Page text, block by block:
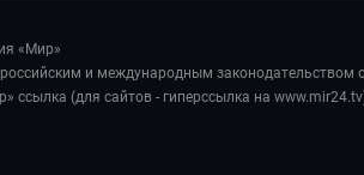
«Мир»
и международным законодательством
(для сайтов - гиперссылка на